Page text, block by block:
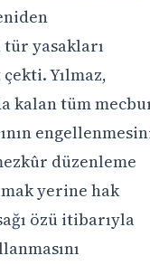
yasakları
Yılmaz,
kalan tüm
düzenleme
yerine hak
özü itibarıyla